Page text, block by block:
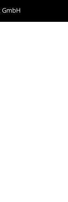
GmbH